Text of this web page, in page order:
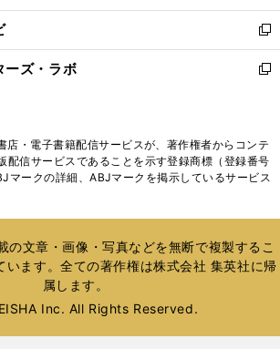
開
く
ウ
で
開
く
ン
ド
ウ
で
ウ
ィ
ン
ド
く
新
し
い
ド
ウ
で
ーズ・ラボ
新
ィ
ン
ド
開
く
店・電子書籍配信サービスが、著作権者からコンテ
配信サービスであることを示す登録商標（登録番号
マークの詳細、ABJマークを掲示しているサービス
の文章・画像・写真などを無断で複製するこ
います。全ての著作権は株式会社 集英社に帰
属します。
Inc. All Rights Reserved.